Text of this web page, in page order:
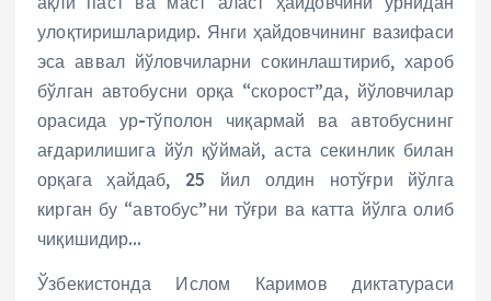
улоқтиришларидир. Янги ҳайдовчининг вазифаси
эса аввал йўловчиларни сокинлаштириб, хароб
бўлган автобусни орқа “скорост”да, йўловчилар
орасида ур-тўполон чиқармай ва автобуснинг
ағдарилишига йўл қўймай, аста секинлик билан
орқага ҳайдаб, 25 йил олдин нотўғри йўлга
кирган бу “автобус”ни тўғри ва катта йўлга олиб
чиқишидир…
Ўзбекистонда Ислом Каримов диктатураси